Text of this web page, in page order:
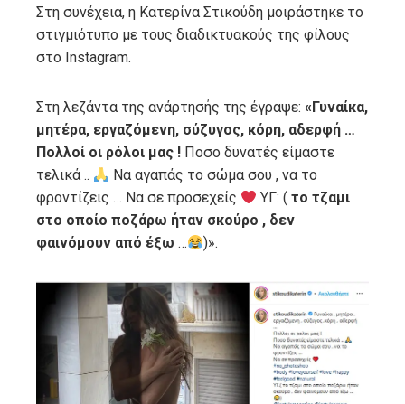
Στη συνέχεια, η Κατερίνα Στικούδη μοιράστηκε το
στιγμιότυπο με τους διαδικτυακούς της φίλους
στο Instagram.
Στη λεζάντα της ανάρτησής της έγραψε: «Γυναίκα,
μητέρα, εργαζόμενη, σύζυγος, κόρη, αδερφή …
Πολλοί οι ρόλοι μας ! Ποσο δυνατές είμαστε
τελικά ..
Να αγαπάς το σώμα σου , να το
φροντίζεις … Να σε προσεχείς
ΥΓ: (το τζαμι
στο οποίο ποζάρω ήταν σκούρο , δεν
φαινόμουν από έξω … )».